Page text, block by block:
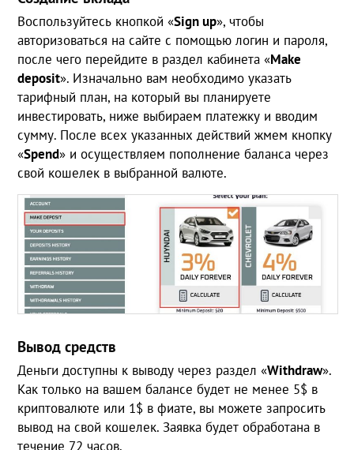
Воспользуйтесь кнопкой «Signup», чтобы
авторизоваться на сайте с помощью логин и пароля,
после чего перейдите в раздел кабинета «Make
deposit». Изначально вам необходимо указать
тарифный план, на который вы планируете
инвестировать, ниже выбираем платежку и вводим
сумму. После всех указанных действий жмем кнопку
«Spend» и осуществляем пополнение баланса через
свой кошелек в выбранной валюте.
Вывод средств
Деньги доступны к выводу через раздел «Withdraw».
Как только на вашем балансе будет не менее 5$ в
криптовалюте или 1$ в фиате, вы можете запросить
вывод на свой кошелек. Заявка будет обработана в
течение 72 часов.